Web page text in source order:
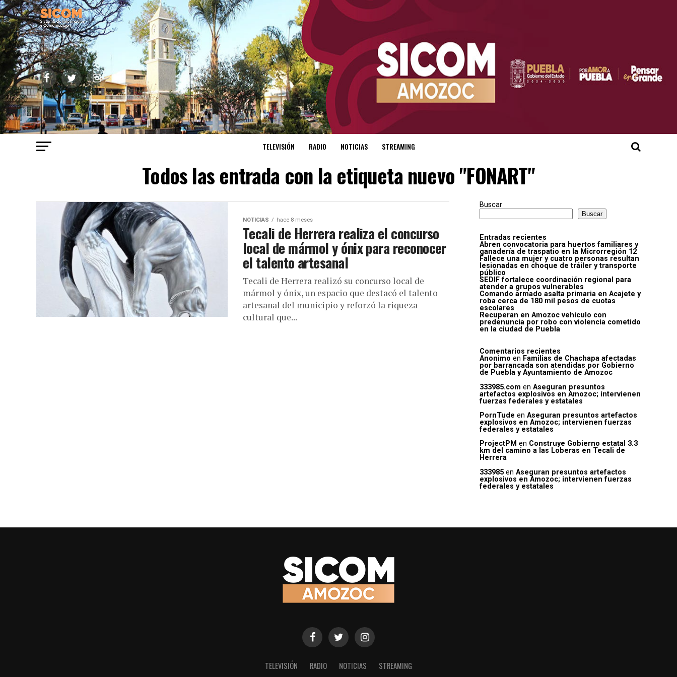
TELEVISIÓN RADIO NOTICIAS STREAMING
Todos las entrada con la etiqueta nuevo "FONART"
NOTICIAS hace 8 meses
Tecali de Herrera realiza el concurso
local de mármol y ónix para reconocer
el talento artesanal
Tecali de Herrera realizó su concurso local de
mármol y ónix, un espacio que destacó el talento
artesanal del municipio y reforzó la riqueza
cultural que...
Buscar
Buscar
Entradas recientes
Abren convocatoria para huertos familiares y
ganadería de traspatio en la Microrregión 12
Fallece una mujer y cuatro personas resultan
lesionadas en choque de tráiler y transporte
público
SEDIF fortalece coordinación regional para
atender a grupos vulnerables
Comando armado asalta primaria en Acajete y
roba cerca de 180 mil pesos de cuotas
escolares
Recuperan en Amozoc vehículo con
predenuncia por robo con violencia cometido
en la ciudad de Puebla
Comentarios recientes
Anonimo en Familias de Chachapa afectadas
por barrancada son atendidas por Gobierno
de Puebla y Ayuntamiento de Amozoc
333985.com en Aseguran presuntos
artefactos explosivos en Amozoc; intervienen
fuerzas federales y estatales
PornTude en Aseguran presuntos artefactos
explosivos en Amozoc; intervienen fuerzas
federales y estatales
ProjectPM en Construye Gobierno estatal 3.3
km del camino a las Loberas en Tecali de
Herrera
333985 en Aseguran presuntos artefactos
explosivos en Amozoc; intervienen fuerzas
federales y estatales
TELEVISIÓN RADIO NOTICIAS STREAMING